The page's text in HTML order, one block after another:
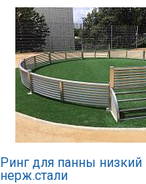
Ринг для панны низкий
нерж.стали